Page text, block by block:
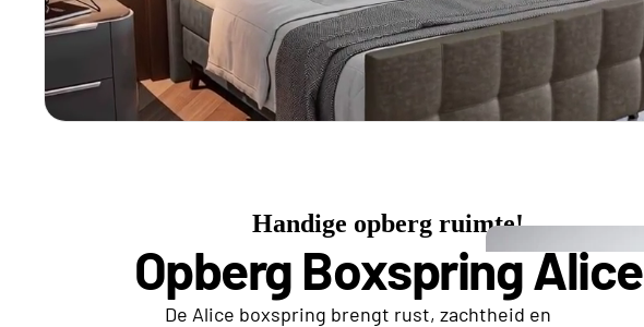
Handige opberg ruimte!
Opberg Boxspring Alice
De Alice boxspring brengt rust, zachtheid en